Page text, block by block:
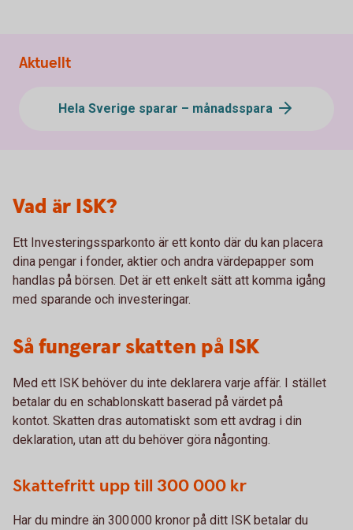
Aktuellt
Hela Sverige sparar – månadsspara
Vad är ISK?
Ett Investeringssparkonto är ett konto där du kan placera
dina pengar i fonder, aktier och andra värdepapper som
handlas på börsen. Det är ett enkelt sätt att komma igång
med sparande och investeringar.
Så fungerar skatten på ISK
Med ett ISK behöver du inte deklarera varje affär. I stället
betalar du en schablonskatt baserad på värdet på
kontot. Skatten dras automatiskt som ett avdrag i din
deklaration, utan att du behöver göra någonting.
Skattefritt upp till 300 000 kr
Har du mindre än 300 000 kronor på ditt ISK betalar du